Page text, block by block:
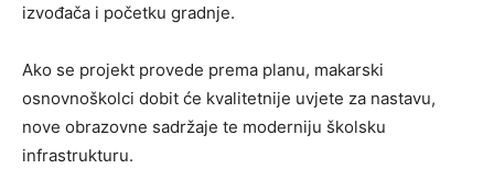
izvođača i početku gradnje.
Ako se projekt provede prema planu, makarski
osnovnoškolci dobit će kvalitetnije uvjete za nastavu,
nove obrazovne sadržaje te moderniju školsku
infrastrukturu.